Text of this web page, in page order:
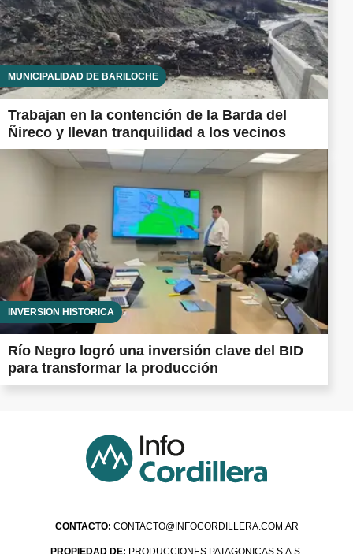
MUNICIPALIDAD DE BARILOCHE
Trabajan en la contención de la Barda del
Ñireco y llevan tranquilidad a los vecinos
INVERSIÓN HISTÓRICA
Río Negro logró una inversión clave del BID
para transformar la producción
CONTACTO: CONTACTO@INFOCORDILLERA.COM.AR
PROPIEDAD DE: PRODUCCIONES PATAGONICAS S.A.S.